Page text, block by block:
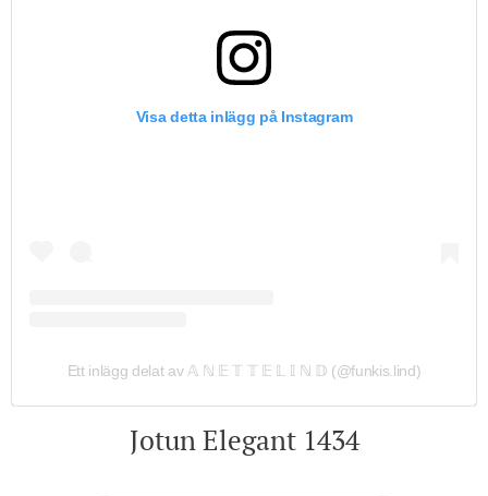
Visa detta inlägg på Instagram
Ett inlägg delat av 𝔸 ℕ 𝔼 𝕋 𝕋 𝔼 𝕃 𝕀 ℕ 𝔻 (@funkis.lind)
Jotun Elegant 1434